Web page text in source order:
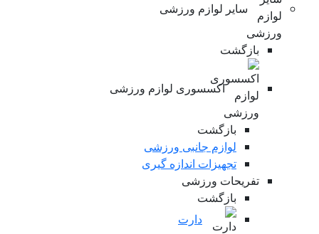
سایر لوازم ورزشی
بازگشت
اکسسوری لوازم ورزشی
بازگشت
لوازم جانبی ورزشی
تجهیزات اندازه گیری
تفریحات ورزشی
بازگشت
دارت